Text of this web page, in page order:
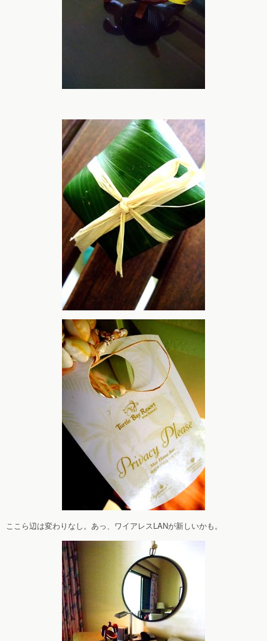
ここら辺は変わりなし。あっ、ワイアレスLANが新しいかも。